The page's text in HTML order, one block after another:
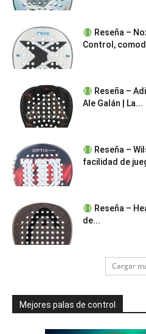
Reseña –
Control,
Reseña –
Ale Galán | La...
Reseña –
facilidad de
Reseña –
de...
Cargar
Mejores palas de control